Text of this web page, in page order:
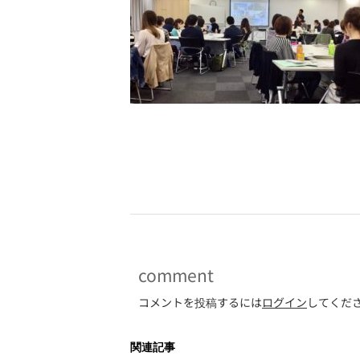
comment
コメントを投稿するにはログイン してくだ
関連記事